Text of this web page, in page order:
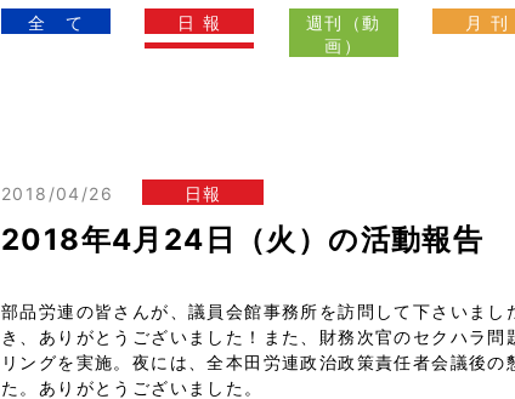
全 て 日 報
週刊（動
画）
月 刊
2018/04/26 日報
2018年4月24日（火）の活動報告
部品労連の皆さんが、議員会館事務所を訪問して下さいま
き、ありがとうございました！また、財務次官のセクハラ
リングを実施。夜には、全本田労連政治政策責任者会議後
た。ありがとうございました。